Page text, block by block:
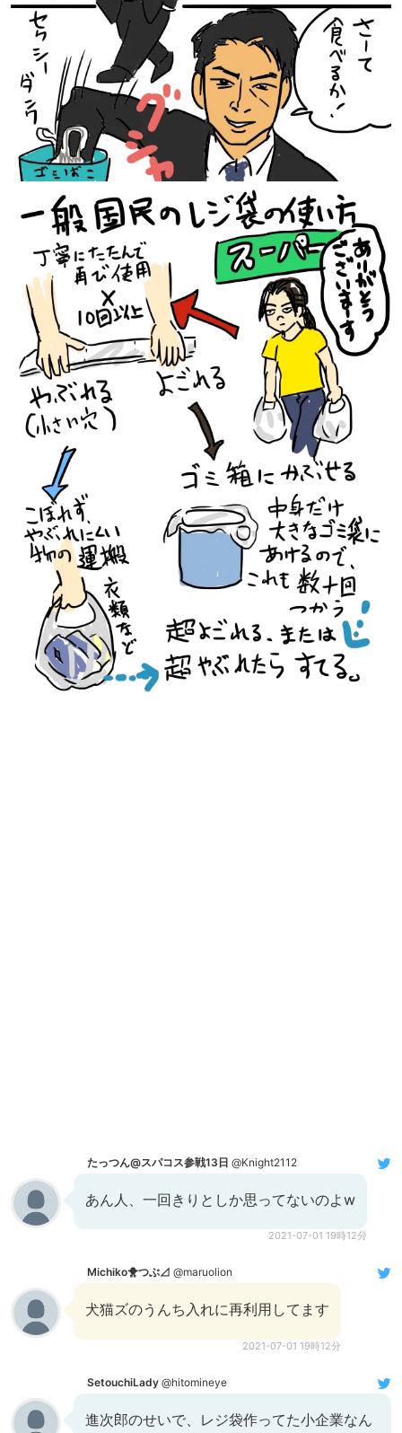
たっつん@スパコス参戦13日 @Knight2112
あん人、一回きりとしか思ってないのよw
2021-07-01 19時12分
Michiko🐥つぶ⊿ @maruolion
犬猫ズのうんち入れに再利用してます
2021-07-01 19時12分
SetouchiLady @hitomineye
進次郎のせいで、レジ袋作ってた小企業なん